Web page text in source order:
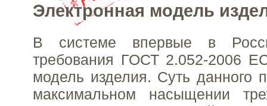
Электронная модель
В системе впервые в
требования ГОСТ 2.052-2006
модель изделия. Суть данного
максимальном насыщении